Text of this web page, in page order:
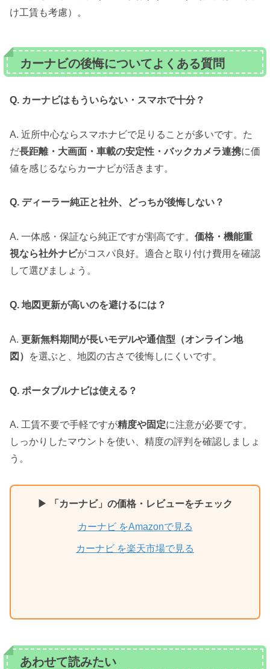
け工賃も考慮）。
カーナビの後悔についてよくある質問
Q. カーナビはもういらない・スマホで十分？
A. 近所中心ならスマホナビで足りることが多いです。た
だ長距離・大画面・車載の安定性・バックカメラ連携に価
値を感じるならカーナビが活きます。
Q. ディーラー純正と社外、どっちが後悔しない？
A. 一体感・保証なら純正ですが割高です。 価格・機能重
視なら社外ナビがコスパ良好。適合と取り付け費用を確認
して選びましょう。
Q. 地図更新が高いのを避けるには？
A. 更新無料期間が長いモデルや通信型（オンライン地
図）
を選ぶと、地図の古さで後悔しにくいです。
Q. ポータブルナビは使える？
A. 工賃不要で手軽ですが精度や固定に注意が必要です。
しっかりしたマウントを使い、精度の評判を確認しましょ
う。
▶ 「カーナビ」の価格・レビューをチェック
カーナビ をAmazonで見る
カーナビ を楽天市場で見る
あわせて読みたい